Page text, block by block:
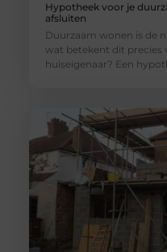
Hypotheek voor je
afsluiten
Duurzaam wonen is de
wat betekent dit precies
huiseigenaar? Een